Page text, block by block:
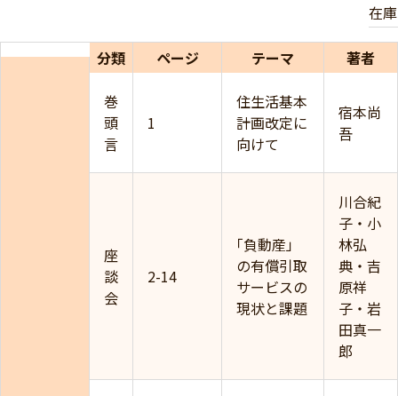
在庫
分類 ページ テーマ 著者
巻
頭
言
1
住生活基本
計画改定に
向けて
宿本尚
吾
座
談
会
2-14
｢負動産」
の有償引取
サービスの
現状と課題
川合紀
子・小
林弘
典・吉
原祥
子・岩
田真一
郎